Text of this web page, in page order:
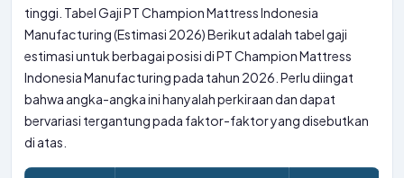
tinggi. Tabel Gaji PT Champion Mattress Indonesia
Manufacturing (Estimasi 2026) Berikut adalah tabel gaji
estimasi untuk berbagai posisi di PT Champion Mattress
Indonesia Manufacturing pada tahun 2026. Perlu diingat
bahwa angka-angka ini hanyalah perkiraan dan dapat
bervariasi tergantung pada faktor-faktor yang disebutkan
di atas.